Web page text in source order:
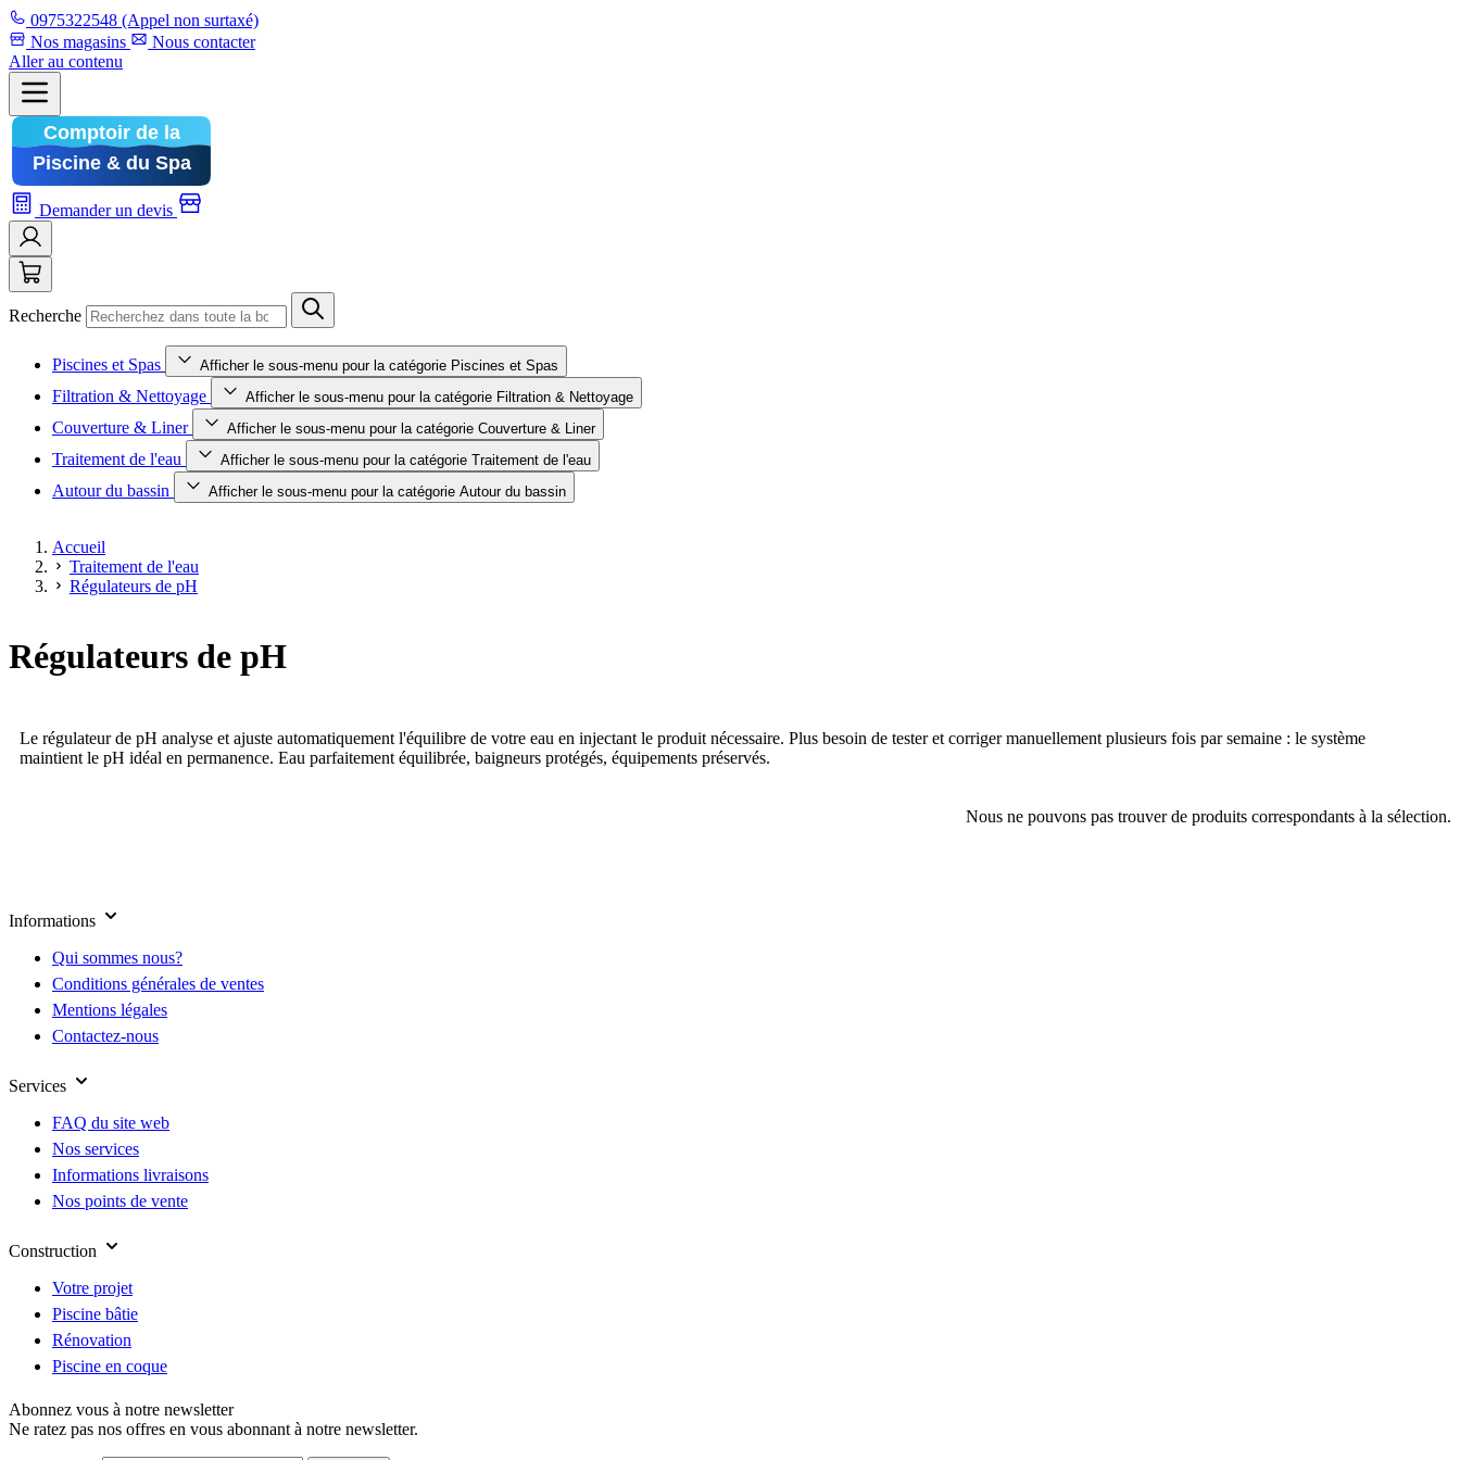
0975322548 (Appel non surtaxé)
Nos magasins
Nous contacter
Aller au contenu
Demander un devis
Recherche
Piscines et Spas Afficher le sous-menu pour la catégorie Piscines et Spas
Filtration & Nettoyage Afficher le sous-menu pour la catégorie Filtration & Nettoyage
Couverture & Liner Afficher le sous-menu pour la catégorie Couverture & Liner
Traitement de l'eau Afficher le sous-menu pour la catégorie Traitement de l'eau
Autour du bassin Afficher le sous-menu pour la catégorie Autour du bassin
Accueil
Traitement de l'eau
Régulateurs de pH
Régulateurs de pH
Le régulateur de pH analyse et ajuste automatiquement l'équilibre de votre eau en injectant le produit nécessaire. Plus besoin de tester et corriger manuellement plusieurs fois par semaine : le système
maintient le pH idéal en permanence. Eau parfaitement équilibrée, baigneurs protégés, équipements préservés.
Nous ne pouvons pas trouver de produits correspondants à la sélection.
Informations
Qui sommes nous?
Conditions générales de ventes
Mentions légales
Contactez-nous
Services
FAQ du site web
Nos services
Informations livraisons
Nos points de vente
Construction
Votre projet
Piscine bâtie
Rénovation
Piscine en coque
Abonnez vous à notre newsletter
Ne ratez pas nos offres en vous abonnant à notre newsletter.